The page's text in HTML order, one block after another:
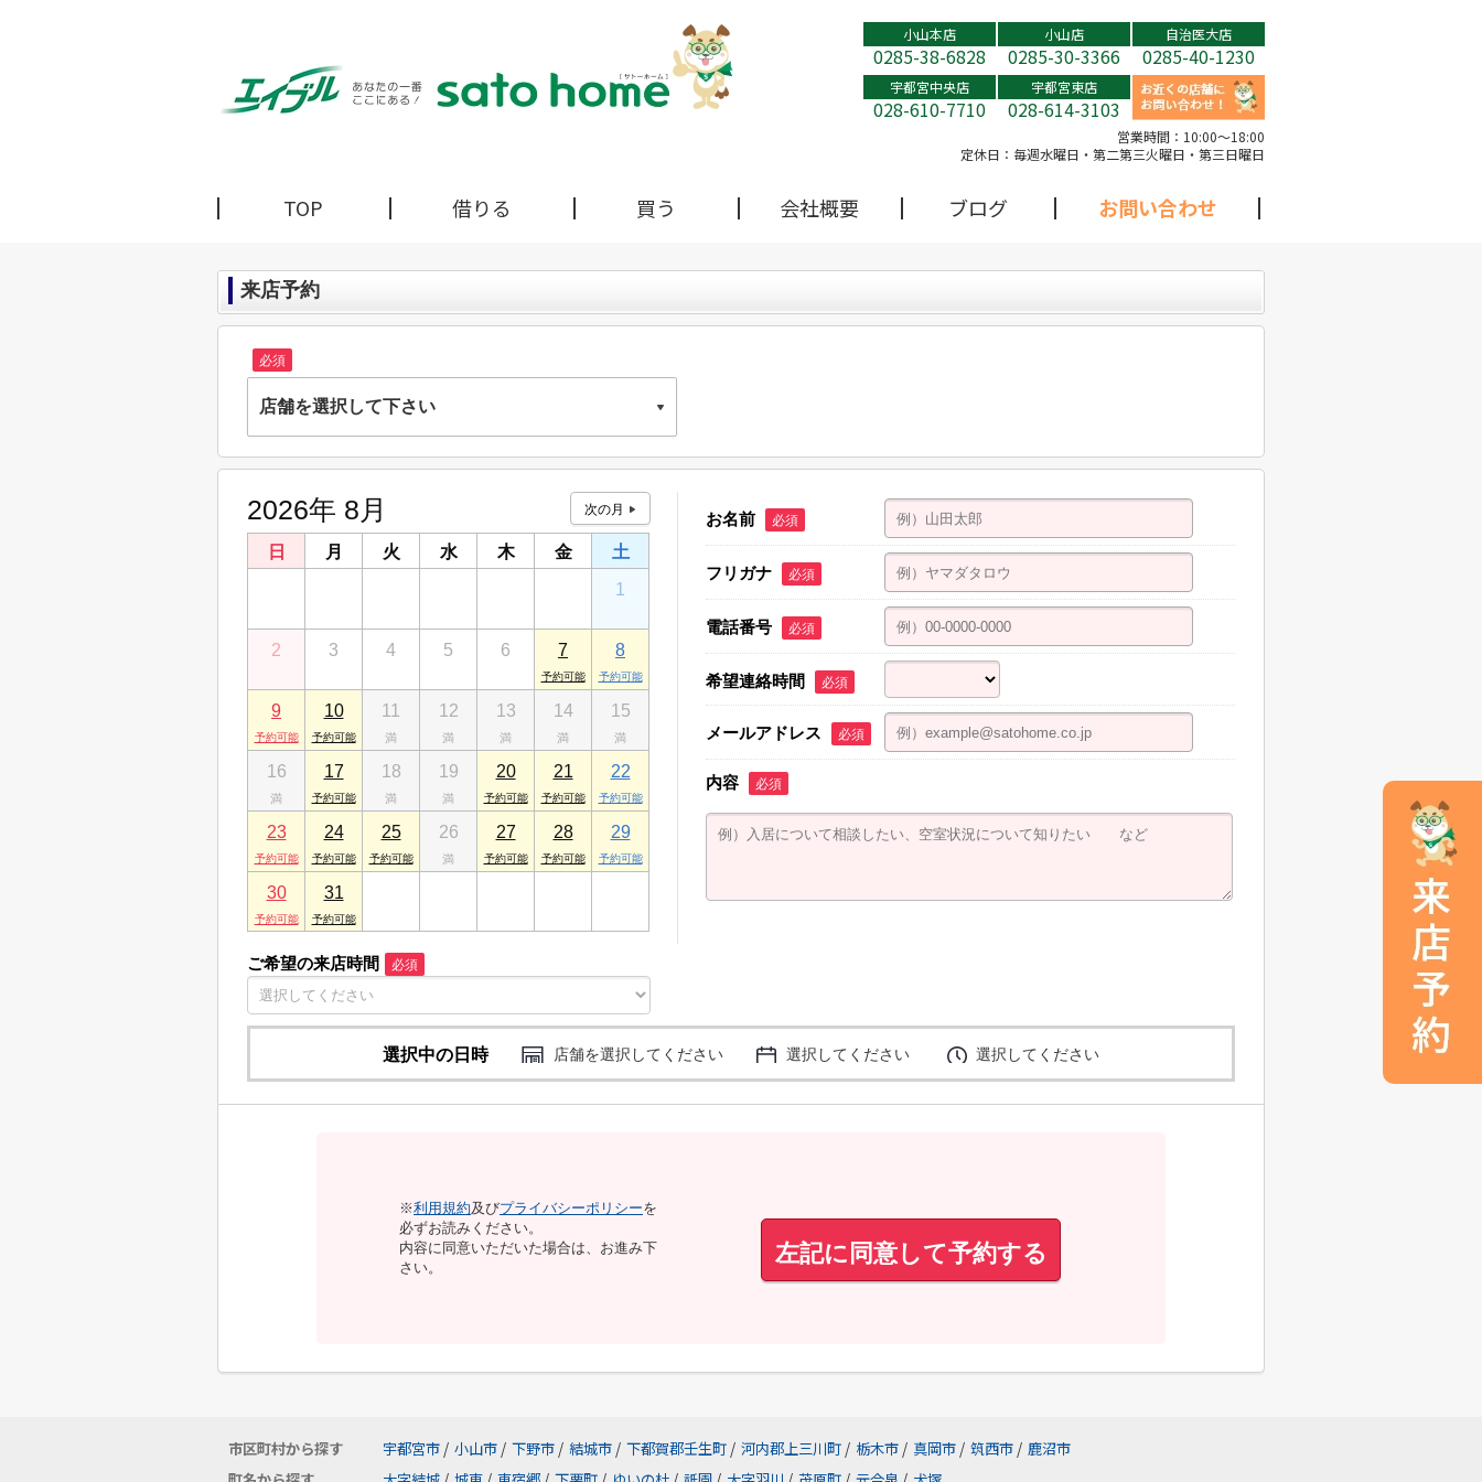
小山本店
0285-38-6828
小山店
0285-30-3366
自治医大店
0285-40-1230
宇都宮中央店
028-610-7710
宇都宮東店
028-614-3103
営業時間： 10:00～18:00
定休日： 毎週水曜日・第二第三火曜日・第三日曜日
TOP 借りる 買う 会社概要 ブログ お問い合わせ
来店予約
必須
店舗を選択して下さい
株式会社サトーホーム 小山本店
株式会社サトーホーム 小山店
栃木県小山市犬塚３丁目24-8
株式会社サトーホーム 自治医大店
株式会社サトーホーム 宇都宮東店
栃木県宇都宮市平松本町1223-9
株式会社サトーホーム 宇都宮中央店
栃木県宇都宮市東宿郷６丁目1-20 ハシモトマンション1F
2026年 8月
日 月 火 水 木 金
土
1
2 3 4 5 6 7 8
9 10 11 12 13 14 15
16 17 18 19 20 21 22
23 24 25 26 27 28 29
30 31
ご希望の来店時間 必須
お名前 必須
フリガナ 必須
電話番号 必須
希望連絡時間 必須
メールアドレス 必須
内容 必須
選択中の日時 店舗を選択してください 選択してください 選択してください
※利用規約及びプライバシーポリシーを
必ずお読みください。
内容に同意いただいた場合は、お進み下
さい。
左記に同意して予約する
市区町村から探す 宇都宮市 / 小山市 / 下野市 / 結城市 / 下都賀郡壬生町 / 河内郡上三川町 / 栃木市 / 真岡市 / 筑西市 / 鹿沼市